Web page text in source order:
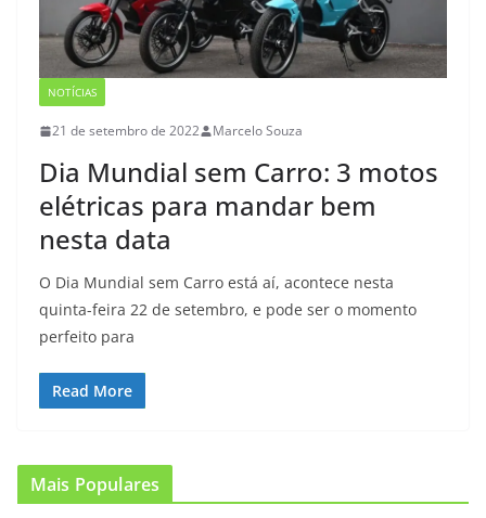
NOTÍCIAS
21 de setembro de 2022 Marcelo Souza
Dia Mundial sem Carro: 3 motos
elétricas para mandar bem
nesta data
O Dia Mundial sem Carro está aí, acontece nesta
quinta-feira 22 de setembro, e pode ser o momento
perfeito para
Read More
Mais Populares